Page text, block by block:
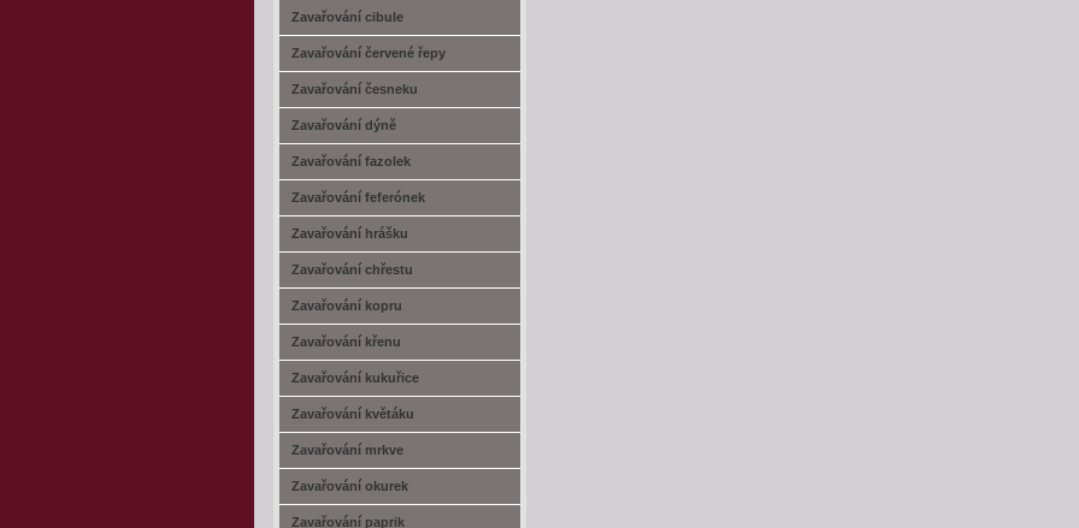
Zavařování cibule
Zavařování červené řepy
Zavařování česneku
Zavařování dýně
Zavařování fazolek
Zavařování feferónek
Zavařování hrášku
Zavařování chřestu
Zavařování kopru
Zavařování křenu
Zavařování kukuřice
Zavařování květáku
Zavařování mrkve
Zavařování okurek
Zavařování paprik